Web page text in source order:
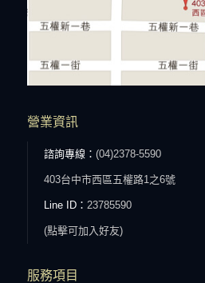
營業資訊
諮詢專線： (04)2378-5590
403台中市西區五權路1之6號
Line ID： 23785590
(點擊可加入好友)
服務項目